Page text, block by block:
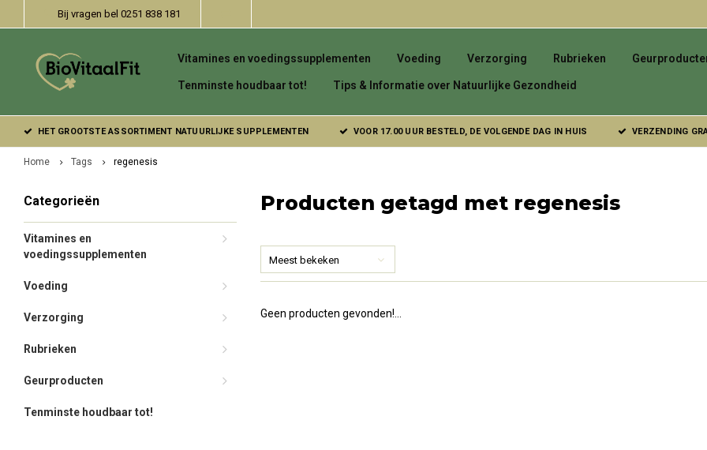
Bij vragen bel 0251 838 181
Vitamines en voedingssupplementen Voeding Verzorging Rubrieken
Tenminste houdbaar tot! Tips & Informatie over Natuurlijke Gezondheid
HET GROOTSTE ASSORTIMENT NATUURLIJKE SUPPLEMENTEN VOOR 17.00 UUR BESTELD, DE VOLGENDE DAG IN HUIS VERZENDING
Home Tags regenesis
Categorieën
Vitamines en
voedingssupplementen
Voeding
Verzorging
Rubrieken
Geurproducten
Tenminste houdbaar tot!
Producten getagd met regenesis
Meest bekeken
Geen producten gevonden!...